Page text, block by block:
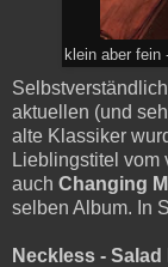
klein aber fein
aktuellen (und
alte Klassiker
Lieblingstitel vom
auch Changing
selben Album. In
Neckless -